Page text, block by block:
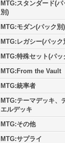
MTG:スタンダード(パ
別)
MTG:モダン(パック別)
MTG:レガシー(パック
MTG:特殊セット(パッ
MTG:From the Vault
MTG:統率者
MTG:テーマデッキ、
エルデッキ
MTG:その他
MTG:サプライ